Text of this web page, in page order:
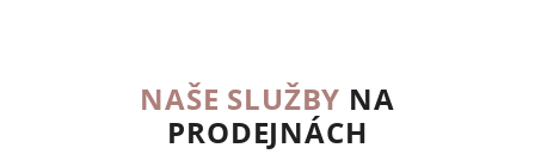
NAŠE SLUŽBY NA
PRODEJNÁCH